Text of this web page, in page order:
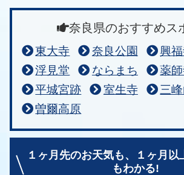
奈良県のおすすめス
東大寺 奈良公園
興
浮見堂
ならまち
薬
平城宮跡
室生寺
三
曽爾高原
１ヶ月先のお天気も、
１ヶ月以
もわかる!